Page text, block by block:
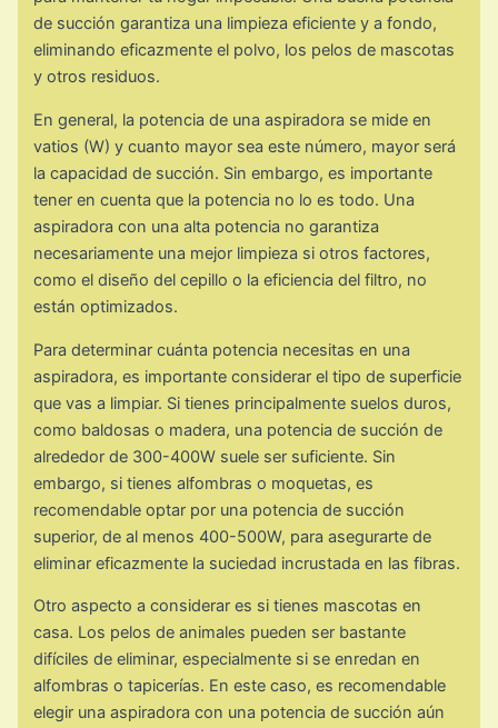
de succión garantiza una limpieza eficiente y a fondo,
eliminando eficazmente el polvo, los pelos de mascotas
y otros residuos.
En general, la potencia de una aspiradora se mide en
vatios (W) y cuanto mayor sea este número, mayor será
la capacidad de succión. Sin embargo, es importante
tener en cuenta que la potencia no lo es todo. Una
aspiradora con una alta potencia no garantiza
necesariamente una mejor limpieza si otros factores,
como el diseño del cepillo o la eficiencia del filtro, no
están optimizados.
Para determinar cuánta potencia necesitas en una
aspiradora, es importante considerar el tipo de superficie
que vas a limpiar. Si tienes principalmente suelos duros,
como baldosas o madera, una potencia de succión de
alrededor de 300-400W suele ser suficiente. Sin
embargo, si tienes alfombras o moquetas, es
recomendable optar por una potencia de succión
superior, de al menos 400-500W, para asegurarte de
eliminar eficazmente la suciedad incrustada en las fibras.
Otro aspecto a considerar es si tienes mascotas en
casa. Los pelos de animales pueden ser bastante
difíciles de eliminar, especialmente si se enredan en
alfombras o tapicerías. En este caso, es recomendable
elegir una aspiradora con una potencia de succión aún